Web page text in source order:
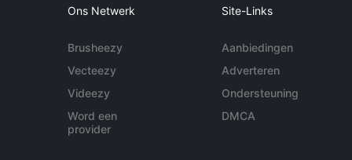
Ons Netwerk
Brusheezy
Vecteezy
Videezy
Word een
provider
Site-Links
Aanbiedingen
Adverteren
Ondersteuning
DMCA